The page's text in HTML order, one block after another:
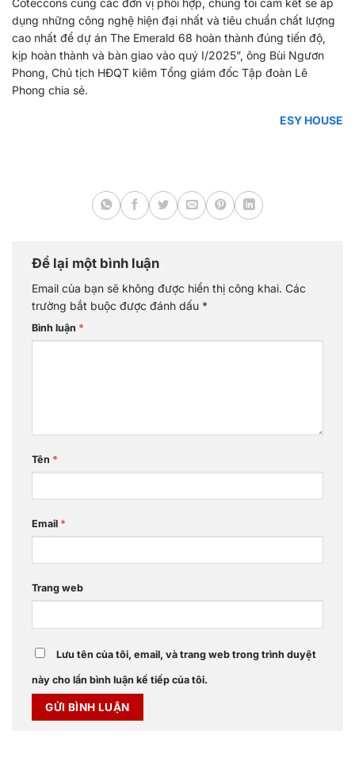
dụng những công nghệ hiện đại nhất và tiêu chuẩn chất lượng
cao nhất để dự án The Emerald 68 hoàn thành đúng tiến độ,
kịp hoàn thành và bàn giao vào quý I/2025”, ông Bùi Ngươn
Phong, Chủ tịch HĐQT kiêm Tổng giám đốc Tập đoàn Lê
Phong chia sẻ.
ESY HOUSE
Để lại một bình luận
Email của bạn sẽ không được hiển thị công khai. Các
trường bắt buộc được đánh dấu *
Bình luận *
Tên *
Email *
Trang web
Lưu tên của tôi, email, và trang web trong trình duyệt
này cho lần bình luận kế tiếp của tôi.